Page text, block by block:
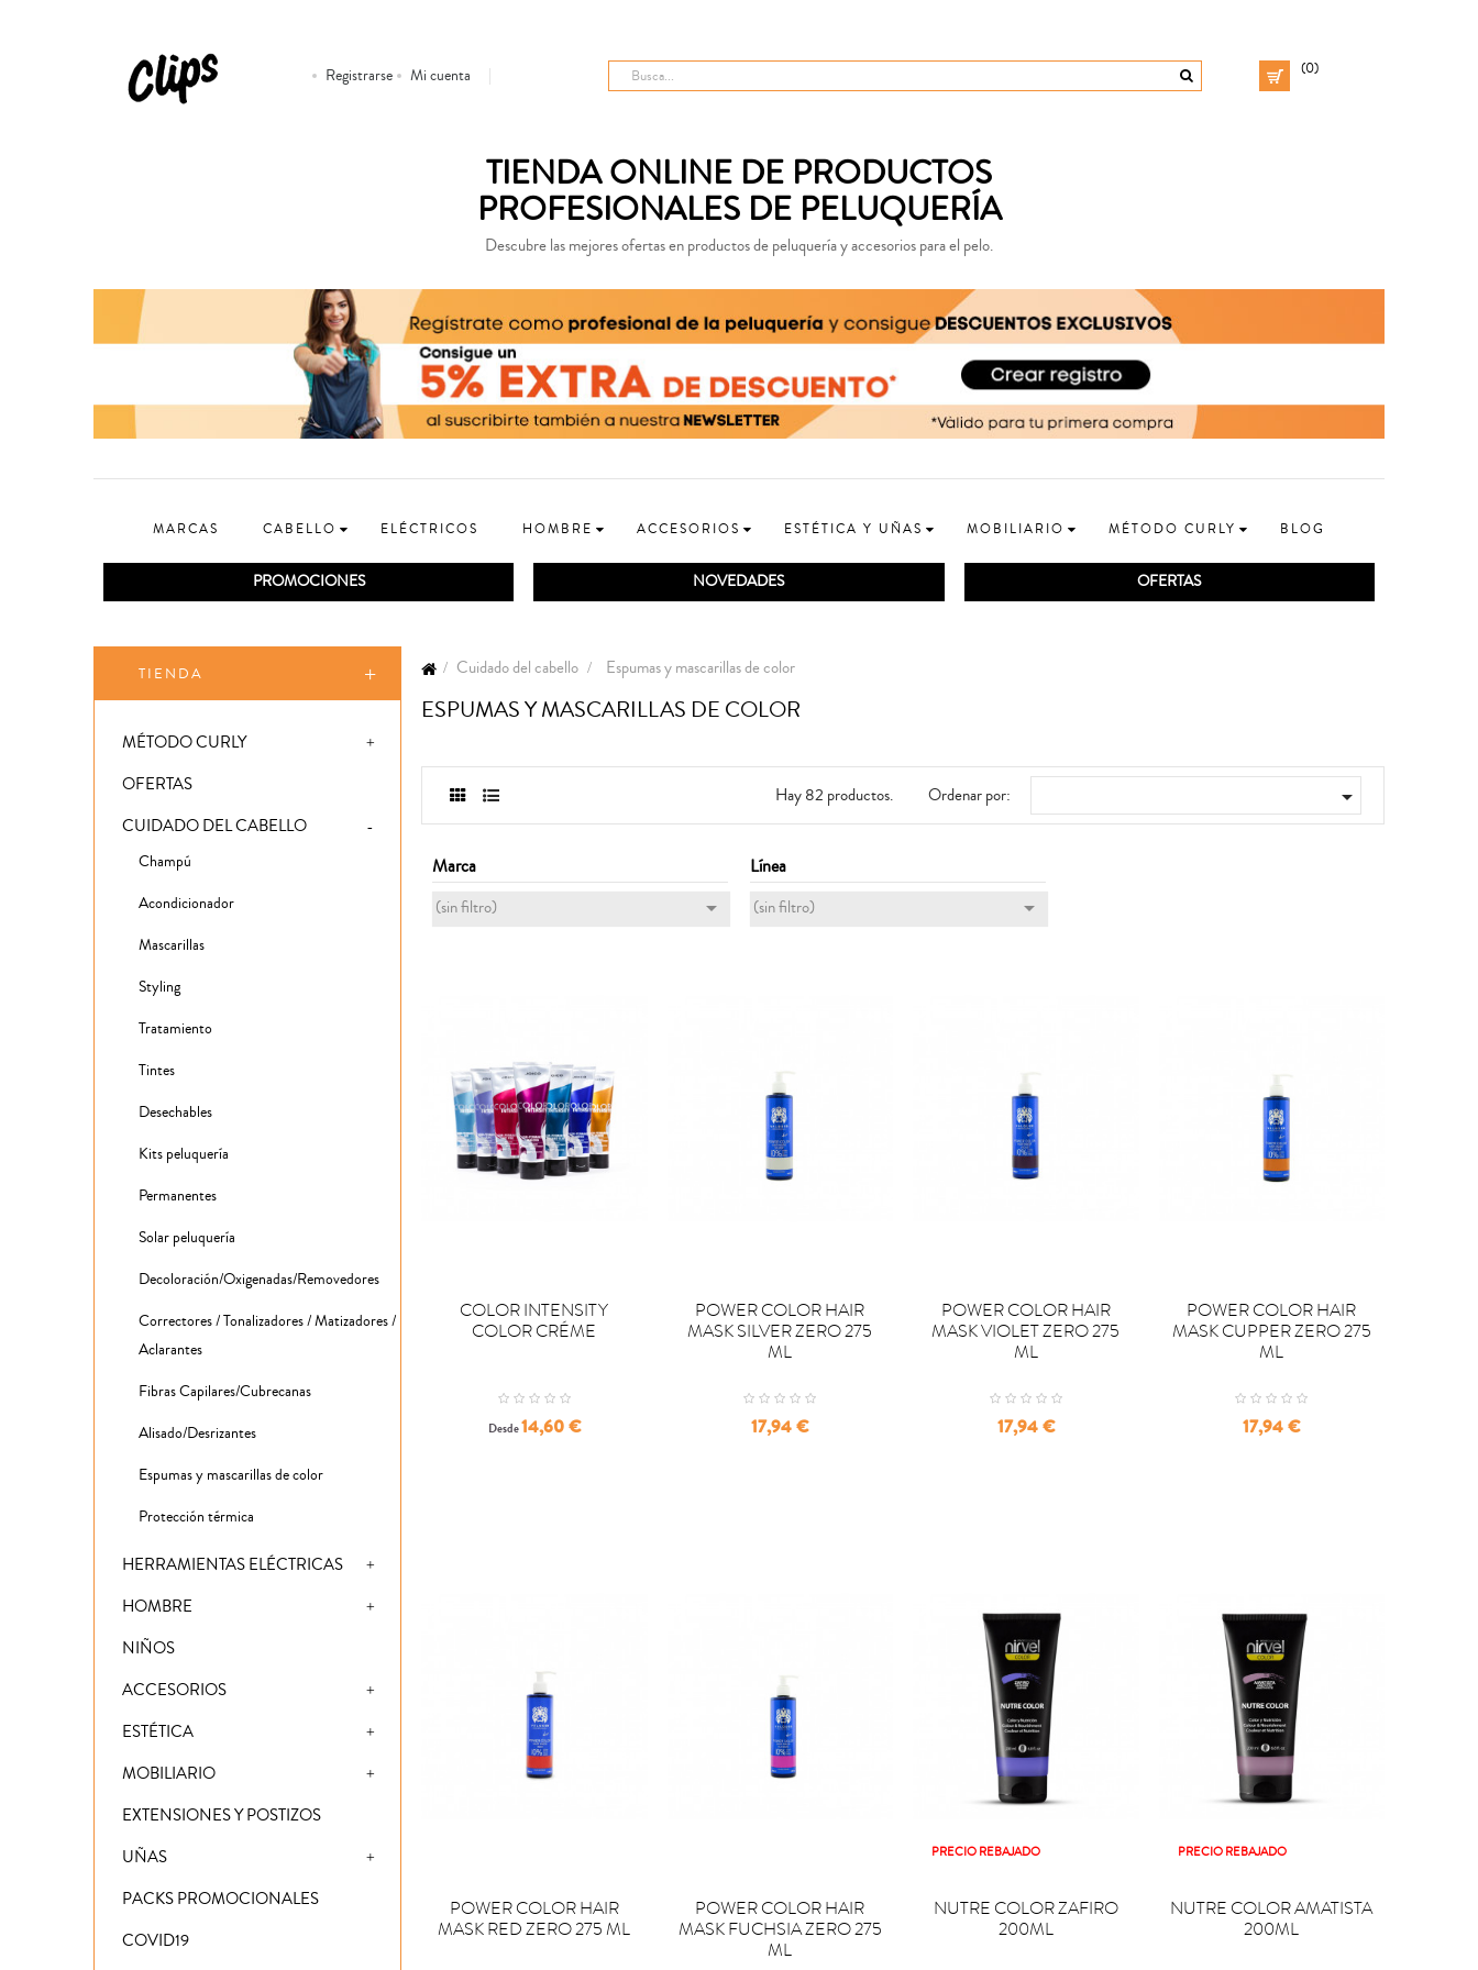
Registrarse Mi cuenta (0)
TIENDA ONLINE DE PRODUCTOS
PROFESIONALES DE PELUQUERÍA
Descubre las mejores ofertas en productos de peluquería y accesorios para el pelo.
MARCAS CABELLO ELÉCTRICOS HOMBRE ACCESORIOS ESTÉTICA Y UÑAS MOBILIARIO MÉTODO CURLY BLOG
PROMOCIONES NOVEDADES OFERTAS
TIENDA
MÉTODO CURLY
OFERTAS
CUIDADO DEL CABELLO
Champú
Acondicionador
Mascarillas
Styling
Tratamiento
Tintes
Desechables
Kits peluquería
Permanentes
Solar peluquería
Decoloración/Oxigenadas/Removedores
Correctores / Tonalizadores / Matizadores /
Aclarantes
Fibras Capilares/Cubrecanas
Alisado/Desrizantes
Espumas y mascarillas de color
Protección térmica
HERRAMIENTAS ELÉCTRICAS
HOMBRE
NIÑOS
ACCESORIOS
ESTÉTICA
MOBILIARIO
EXTENSIONES Y POSTIZOS
UÑAS
PACKS PROMOCIONALES
COVID19
Cuidado del cabello Espumas y mascarillas de color
ESPUMAS Y MASCARILLAS DE COLOR
Hay 82 productos. Ordenar por: 
Marca
(sin filtro) 
Línea
(sin filtro) 
COLOR INTENSITY
COLOR CRÉME
DesdePrecio
14,60 €
POWER COLOR HAIR
MASK SILVER ZERO 275
ML
Precio
17,94 €
POWER COLOR HAIR
MASK VIOLET ZERO 275
ML
Precio
17,94 €
POWER COLOR HAIR
MASK CUPPER ZERO 275
ML
Precio
17,94 €
POWER COLOR HAIR
MASK RED ZERO 275 ML
POWER COLOR HAIR
MASK FUCHSIA ZERO 275
ML
PRECIO REBAJADO

NUTRE COLOR ZAFIRO
200ML
PRECIO REBAJADO

NUTRE COLOR AMATISTA
200ML